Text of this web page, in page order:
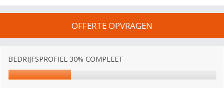
OFFERTE OPVRAGEN
BEDRIJFSPROFIEL 30% COMPLEET